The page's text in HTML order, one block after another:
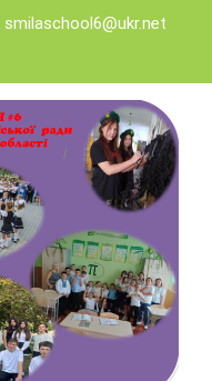
smilaschool6@ukr.net